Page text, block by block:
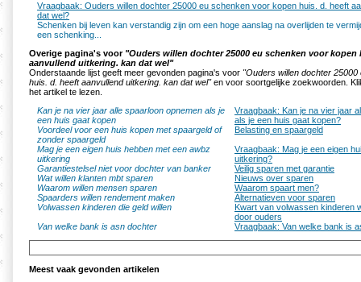
Vraagbaak: Ouders willen dochter 25000 eu schenken voor kopen huis. d. heeft
dat wel?
Schenken bij leven kan verstandig zijn om een hoge aanslag na overlijden te
een schenking...
Overige pagina's voor "Ouders willen dochter 25000 eu schenken voor kopen
aanvullend uitkering. kan dat wel"
Onderstaande lijst geeft meer gevonden pagina's voor "Ouders willen dochter
huis. d. heeft aanvullend uitkering. kan dat wel"en voor soortgelijke zoekwoorden.
het artikel te lezen.
Kan je na vier jaar alle spaarloon opnemen als je
een huis gaat kopen
Vraagbaak: Kan je na vier jaar
als je een huis gaat kopen?
Voordeel voor een huis kopen met spaargeld of
zonder spaargeld
Belasting en spaargeld
Mag je een eigen huis hebben met een awbz
uitkering
Vraagbaak: Mag je een eigen
uitkering?
Garantiestelsel niet voor dochter van banker
Veilig sparen met garantie
Wat willen klanten mbt sparen
Nieuws over sparen
Waarom willen mensen sparen
Waarom spaart men?
Spaarders willen rendement maken
Alternatieven voor sparen
Volwassen kinderen die geld willen
Kwart van volwassen kinderen
door ouders
Van welke bank is asn dochter
Vraagbaak: Van welke bank is
Meest vaak gevonden artikelen